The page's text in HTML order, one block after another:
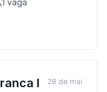
1 vaga
I
28 de mai